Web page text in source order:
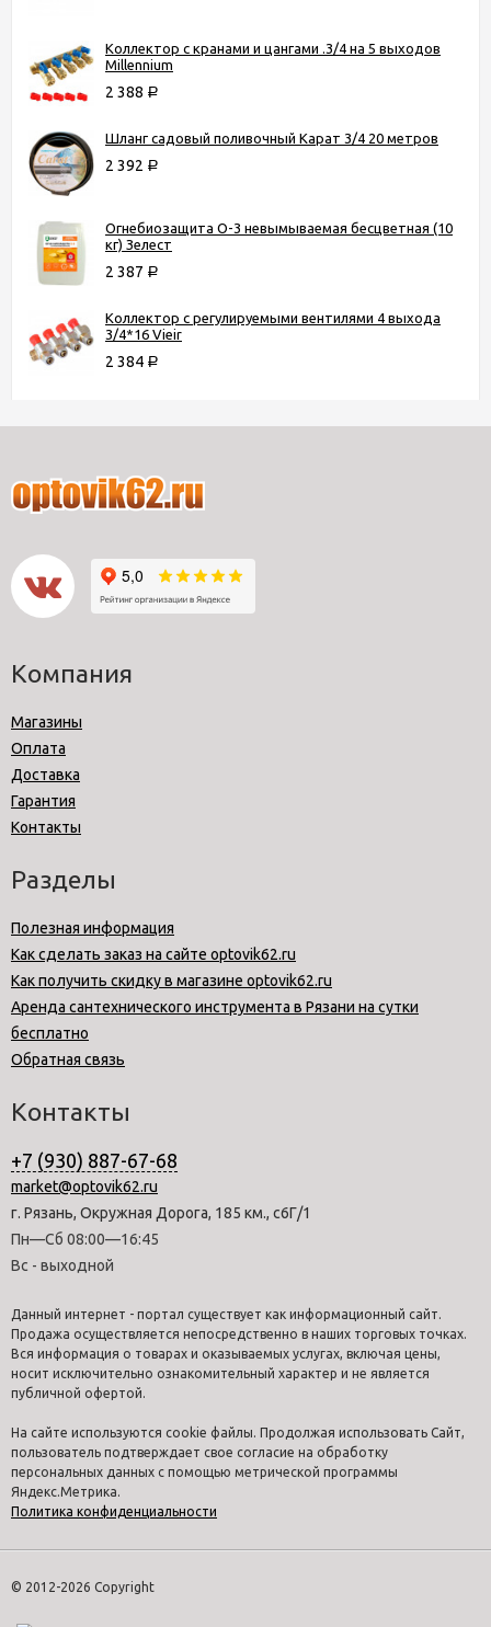
Коллектор с кранами и цангами .3/4 на 5 выходов
Millennium
2 388 Р
Шланг садовый поливочный Карат 3/4 20 метров
2 392 Р
Огнебиозащита О-3 невымываемая бесцветная (10
кг) Зелест
2 387 Р
Коллектор с регулируемыми вентилями 4 выхода
3/4*16 Vieir
2 384 Р
Компания
Магазины
Оплата
Доставка
Гарантия
Контакты
Разделы
Полезная информация
Как сделать заказ на сайте optovik62.ru
Как получить скидку в магазине optovik62.ru
Аренда сантехнического инструмента в Рязани на сутки
бесплатно
Обратная связь
Контакты
+7 (930) 887-67-68
market@optovik62.ru
г. Рязань, Окружная Дорога, 185 км., с6Г/1
Пн—Сб 08:00—16:45
Вс - выходной
Данный интернет - портал существует как информационный сайт.
Продажа осуществляется непосредственно в наших торговых точках.
Вся информация о товарах и оказываемых услугах, включая цены,
носит исключительно ознакомительный характер и не является
публичной офертой.
На сайте используются cookie файлы. Продолжая использовать Сайт,
пользователь подтверждает свое согласие на обработку
персональных данных с помощью метрической программы
Яндекс.Метрика.
Политика конфиденциальности
© 2012-2026 Copyright